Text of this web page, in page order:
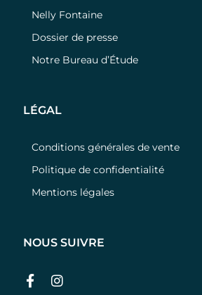
Nelly Fontaine
Dossier de presse
Notre Bureau d’Étude
LÉGAL
Conditions générales de vente
Politique de confidentialité
Mentions légales
NOUS SUIVRE
FacebookInstagram